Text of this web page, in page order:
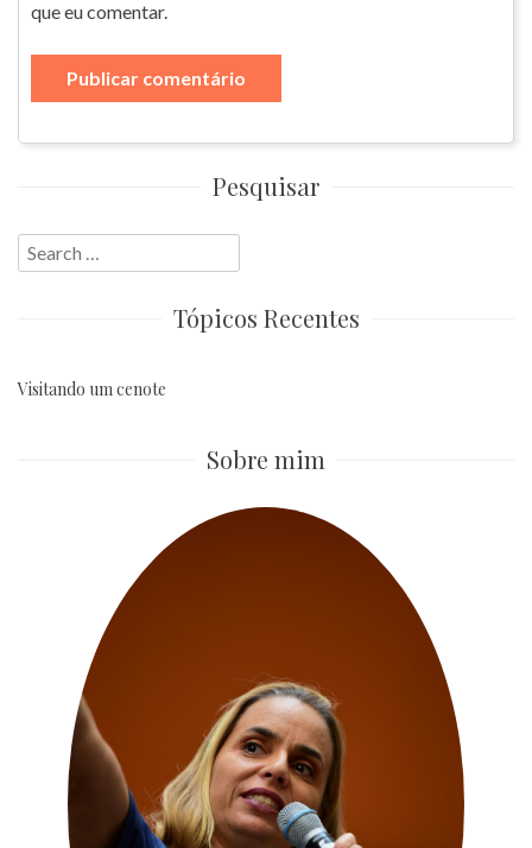
que eu comentar.
Pesquisar
Search
for:
Tópicos Recentes
Visitando um cenote
Sobre mim